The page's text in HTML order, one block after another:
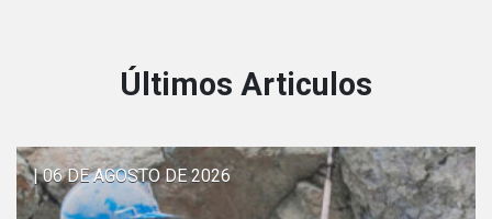
Últimos Articulos
| 06 DE AGOSTO DE 2026